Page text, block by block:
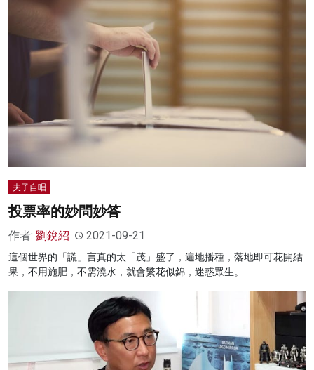
夫子自唱
投票率的妙問妙答
作者: 劉銳紹 2021-09-21
這個世界的「謊」言真的太「茂」盛了，遍地播種，落地即可花開結
果，不用施肥，不需澆水，就會繁花似錦，迷惑眾生。